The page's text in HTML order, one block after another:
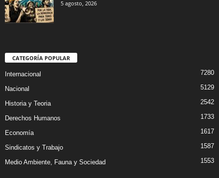
5 agosto, 2026
CATEGORÍA POPULAR
Internacional 7280
Nacional 5129
Historia y Teoria 2542
Derechos Humanos 1733
Economía 1617
Sindicatos y Trabajo 1587
Medio Ambiente, Fauna y Sociedad 1553